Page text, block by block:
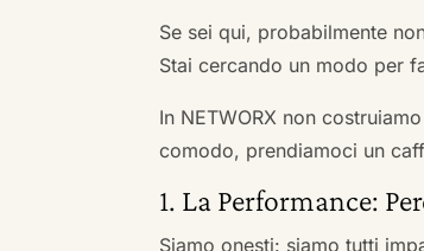
Se sei qui, probabilmente
Stai cercando un modo per
In NETWORX non
comodo, prendiamoci un
1. La Performance:
Siamo onesti: siamo tutti